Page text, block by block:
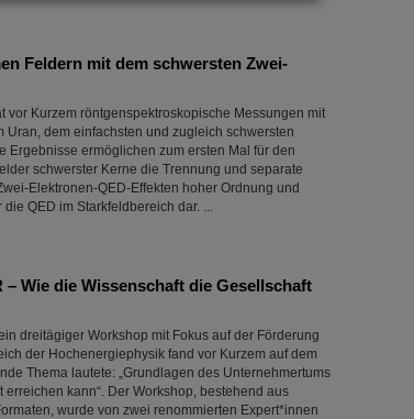
Feldern mit dem schwersten Zwei-
vor Kurzem röntgenspektroskopische Messungen mit
dem einfachsten und zugleich schwersten
Ergebnisse ermöglichen zum ersten Mal für den
schwerster Kerne die Trennung und separate
Elektronen-QED-Effekten hoher Ordnung und
QED im Starkfeldbereich dar. ...
– Wie die Wissenschaft die Gesellschaft
dreitägiger Workshop mit Fokus auf der Förderung
der Hochenergiephysik fand vor Kurzem auf dem
Thema lautete: „Grundlagen des Unternehmertums
kann“. Der Workshop, bestehend aus
wurde von zwei renommierten Expert*innen